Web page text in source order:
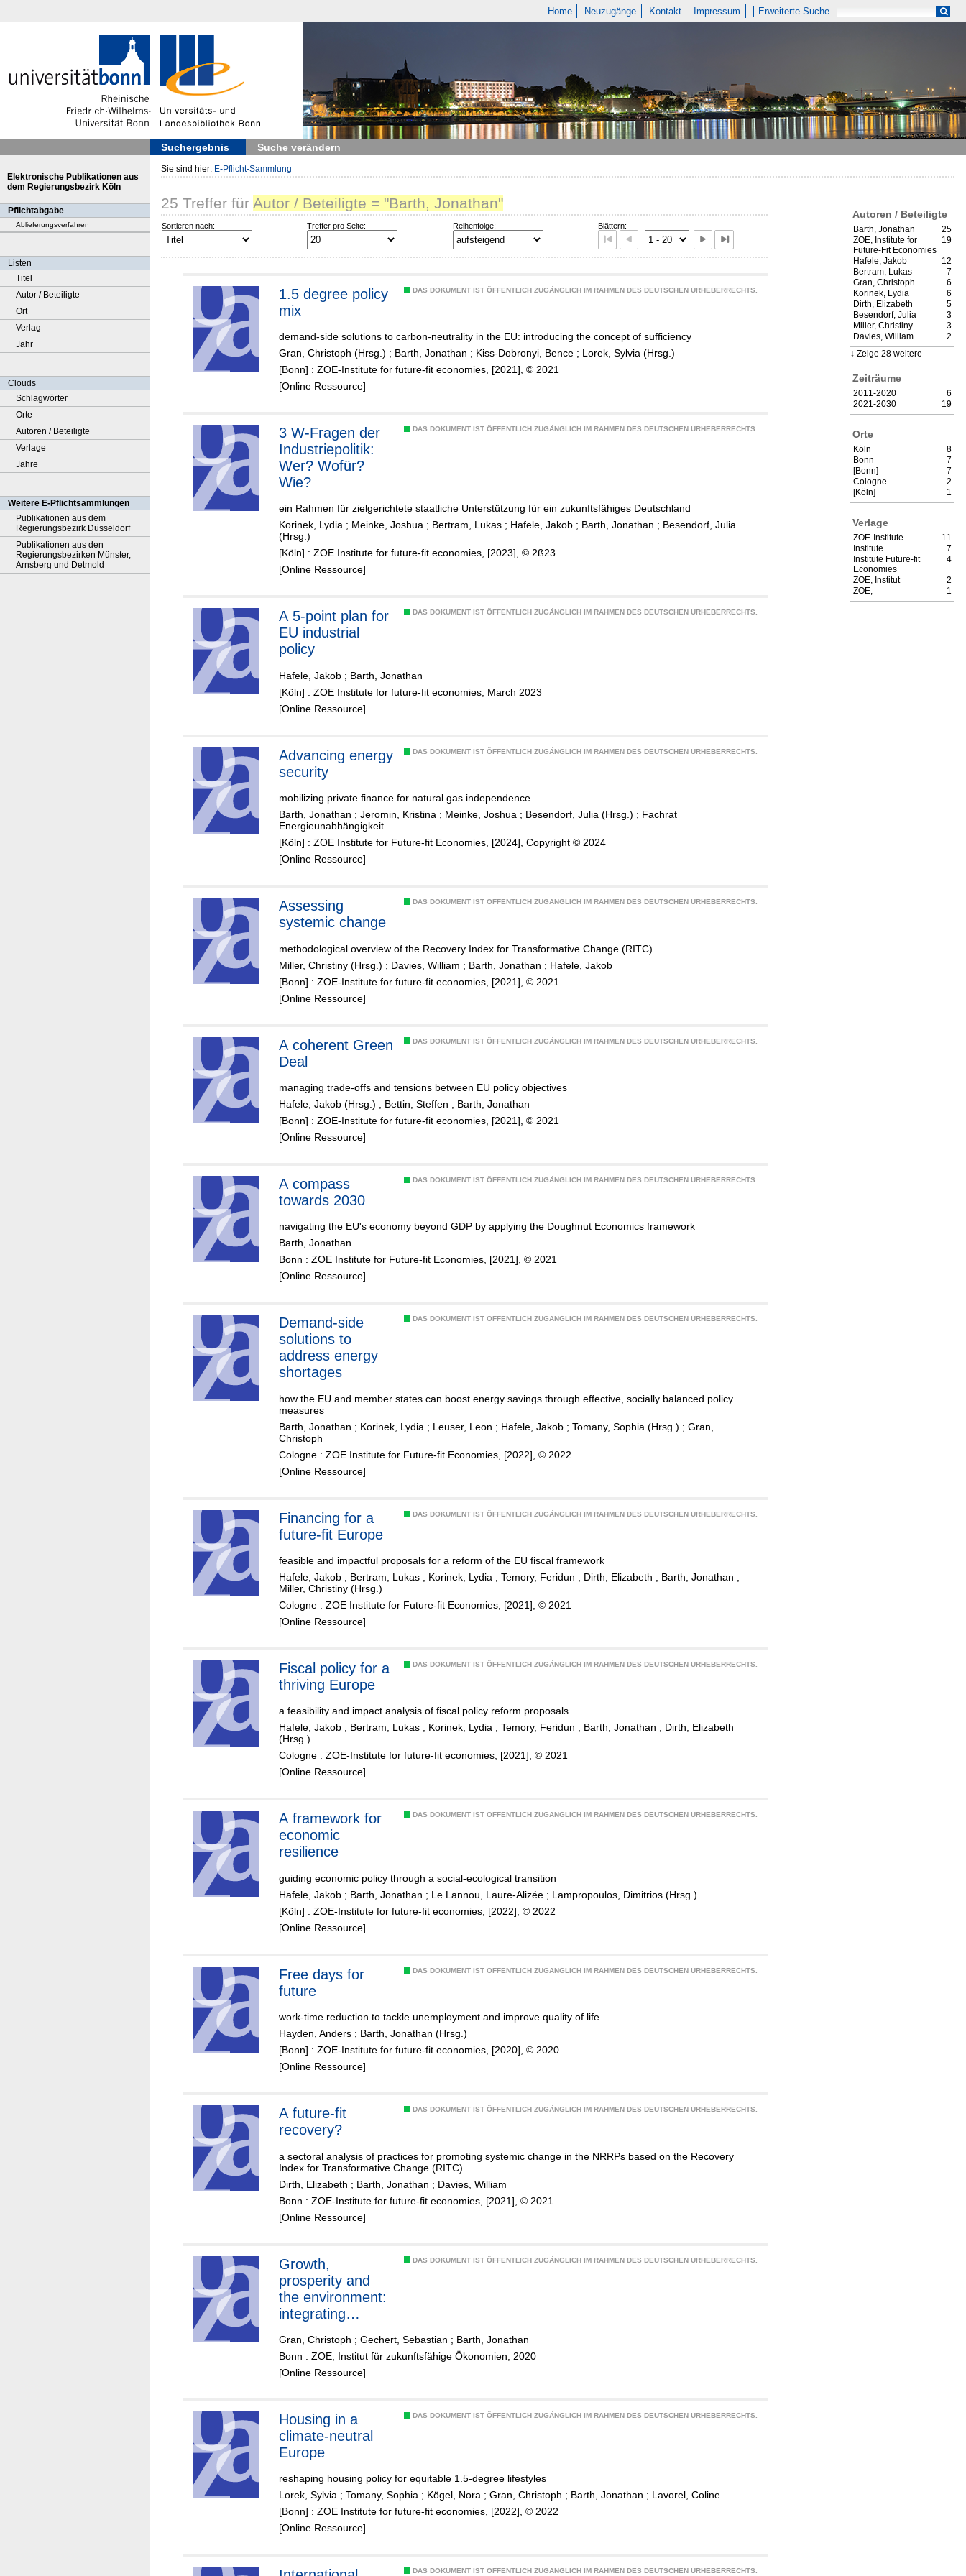
Home Neuzugänge Kontakt Impressum Erweiterte Suche
Suchergebnis Suche verändern
Elektronische Publikationen aus
dem Regierungsbezirk Köln
Pflichtabgabe
Ablieferungsverfahren
Listen
Titel
Autor / Beteiligte
Ort
Verlag
Jahr
Clouds
Schlagwörter
Orte
Autoren / Beteiligte
Verlage
Jahre
Weitere E-Pflichtsammlungen
Publikationen aus dem
Regierungsbezirk Düsseldorf
Publikationen aus den
Regierungsbezirken Münster,
Arnsberg und Detmold
Sie sind hier: E-Pflicht-Sammlung
Autoren / Beteiligte
25
Barth, Jonathan
19
ZOE, Institute for
Future-Fit Economies
12
Hafele, Jakob
7
Bertram, Lukas
6
Gran, Christoph
6
Korinek, Lydia
5
Dirth, Elizabeth
3
Besendorf, Julia
3
Miller, Christiny
2
Davies, William
Zeige 28 weitere
Zeiträume
6
2011-2020
19
2021-2030
Orte
8
Köln
7
Bonn
7
[Bonn]
2
Cologne
1
[Köln]
Verlage
11
ZOE-Institute
7
Institute
4
Institute Future-fit
Economies
2
ZOE, Institut
1
ZOE,
25 Treffer für Autor / Beteiligte = "Barth, Jonathan"
Sortieren nach: Treffer pro Seite: Reihenfolge: Blättern:
DAS DOKUMENT IST ÖFFENTLICH ZUGÄNGLICH IM RAHMEN DES DEUTSCHEN URHEBERRECHTS.
1.5 degree policy
mix
demand-side solutions to carbon-neutrality in the EU: introducing the concept of sufficiency
Gran, Christoph (Hrsg.) ; Barth, Jonathan ; Kiss-Dobronyi, Bence ; Lorek, Sylvia (Hrsg.)
[Bonn] : ZOE-Institute for future-fit economies, [2021], © 2021
[Online Ressource]
DAS DOKUMENT IST ÖFFENTLICH ZUGÄNGLICH IM RAHMEN DES DEUTSCHEN URHEBERRECHTS.
3 W-Fragen der
Industriepolitik:
Wer? Wofür?
Wie?
ein Rahmen für zielgerichtete staatliche Unterstützung für ein zukunftsfähiges Deutschland
Korinek, Lydia ; Meinke, Joshua ; Bertram, Lukas ; Hafele, Jakob ; Barth, Jonathan ; Besendorf, Julia
(Hrsg.)
[Köln] : ZOE Institute for future-fit economies, [2023], © 2ß23
[Online Ressource]
DAS DOKUMENT IST ÖFFENTLICH ZUGÄNGLICH IM RAHMEN DES DEUTSCHEN URHEBERRECHTS.
A 5-point plan for
EU industrial
policy
Hafele, Jakob ; Barth, Jonathan
[Köln] : ZOE Institute for future-fit economies, March 2023
[Online Ressource]
DAS DOKUMENT IST ÖFFENTLICH ZUGÄNGLICH IM RAHMEN DES DEUTSCHEN URHEBERRECHTS.
Advancing energy
security
mobilizing private finance for natural gas independence
Barth, Jonathan ; Jeromin, Kristina ; Meinke, Joshua ; Besendorf, Julia (Hrsg.) ; Fachrat
Energieunabhängigkeit
[Köln] : ZOE Institute for Future-fit Economies, [2024], Copyright © 2024
[Online Ressource]
DAS DOKUMENT IST ÖFFENTLICH ZUGÄNGLICH IM RAHMEN DES DEUTSCHEN URHEBERRECHTS.
Assessing
systemic change
methodological overview of the Recovery Index for Transformative Change (RITC)
Miller, Christiny (Hrsg.) ; Davies, William ; Barth, Jonathan ; Hafele, Jakob
[Bonn] : ZOE-Institute for future-fit economies, [2021], © 2021
[Online Ressource]
DAS DOKUMENT IST ÖFFENTLICH ZUGÄNGLICH IM RAHMEN DES DEUTSCHEN URHEBERRECHTS.
A coherent Green
Deal
managing trade-offs and tensions between EU policy objectives
Hafele, Jakob (Hrsg.) ; Bettin, Steffen ; Barth, Jonathan
[Bonn] : ZOE-Institute for future-fit economies, [2021], © 2021
[Online Ressource]
DAS DOKUMENT IST ÖFFENTLICH ZUGÄNGLICH IM RAHMEN DES DEUTSCHEN URHEBERRECHTS.
A compass
towards 2030
navigating the EU's economy beyond GDP by applying the Doughnut Economics framework
Barth, Jonathan
Bonn : ZOE Institute for Future-fit Economies, [2021], © 2021
[Online Ressource]
DAS DOKUMENT IST ÖFFENTLICH ZUGÄNGLICH IM RAHMEN DES DEUTSCHEN URHEBERRECHTS.
Demand-side
solutions to
address energy
shortages
how the EU and member states can boost energy savings through effective, socially balanced policy
measures
Barth, Jonathan ; Korinek, Lydia ; Leuser, Leon ; Hafele, Jakob ; Tomany, Sophia (Hrsg.) ; Gran,
Christoph
Cologne : ZOE Institute for Future-fit Economies, [2022], © 2022
[Online Ressource]
DAS DOKUMENT IST ÖFFENTLICH ZUGÄNGLICH IM RAHMEN DES DEUTSCHEN URHEBERRECHTS.
Financing for a
future-fit Europe
feasible and impactful proposals for a reform of the EU fiscal framework
Hafele, Jakob ; Bertram, Lukas ; Korinek, Lydia ; Temory, Feridun ; Dirth, Elizabeth ; Barth, Jonathan ;
Miller, Christiny (Hrsg.)
Cologne : ZOE Institute for Future-fit Economies, [2021], © 2021
[Online Ressource]
DAS DOKUMENT IST ÖFFENTLICH ZUGÄNGLICH IM RAHMEN DES DEUTSCHEN URHEBERRECHTS.
Fiscal policy for a
thriving Europe
a feasibility and impact analysis of fiscal policy reform proposals
Hafele, Jakob ; Bertram, Lukas ; Korinek, Lydia ; Temory, Feridun ; Barth, Jonathan ; Dirth, Elizabeth
(Hrsg.)
Cologne : ZOE-Institute for future-fit economies, [2021], © 2021
[Online Ressource]
DAS DOKUMENT IST ÖFFENTLICH ZUGÄNGLICH IM RAHMEN DES DEUTSCHEN URHEBERRECHTS.
A framework for
economic
resilience
guiding economic policy through a social-ecological transition
Hafele, Jakob ; Barth, Jonathan ; Le Lannou, Laure-Alizée ; Lampropoulos, Dimitrios (Hrsg.)
[Köln] : ZOE-Institute for future-fit economies, [2022], © 2022
[Online Ressource]
DAS DOKUMENT IST ÖFFENTLICH ZUGÄNGLICH IM RAHMEN DES DEUTSCHEN URHEBERRECHTS.
Free days for
future
work-time reduction to tackle unemployment and improve quality of life
Hayden, Anders ; Barth, Jonathan (Hrsg.)
[Bonn] : ZOE-Institute for future-fit economies, [2020], © 2020
[Online Ressource]
DAS DOKUMENT IST ÖFFENTLICH ZUGÄNGLICH IM RAHMEN DES DEUTSCHEN URHEBERRECHTS.
A future-fit
recovery?
a sectoral analysis of practices for promoting systemic change in the NRRPs based on the Recovery
Index for Transformative Change (RITC)
Dirth, Elizabeth ; Barth, Jonathan ; Davies, William
Bonn : ZOE-Institute for future-fit economies, [2021], © 2021
[Online Ressource]
DAS DOKUMENT IST ÖFFENTLICH ZUGÄNGLICH IM RAHMEN DES DEUTSCHEN URHEBERRECHTS.
Growth,
prosperity and
the environment:
integrating
and social
indicators into
QUEST
Gran, Christoph ; Gechert, Sebastian ; Barth, Jonathan
Bonn : ZOE, Institut für zukunftsfähige Ökonomien, 2020
[Online Ressource]
DAS DOKUMENT IST ÖFFENTLICH ZUGÄNGLICH IM RAHMEN DES DEUTSCHEN URHEBERRECHTS.
Housing in a
climate-neutral
Europe
reshaping housing policy for equitable 1.5-degree lifestyles
Lorek, Sylvia ; Tomany, Sophia ; Kögel, Nora ; Gran, Christoph ; Barth, Jonathan ; Lavorel, Coline
[Bonn] : ZOE Institute for future-fit economies, [2022], © 2022
[Online Ressource]
DAS DOKUMENT IST ÖFFENTLICH ZUGÄNGLICH IM RAHMEN DES DEUTSCHEN URHEBERRECHTS.